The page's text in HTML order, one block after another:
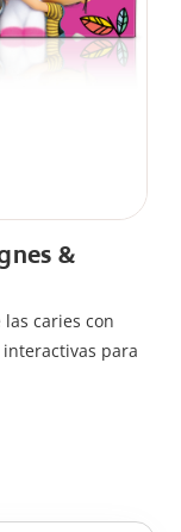
&
caries con
para